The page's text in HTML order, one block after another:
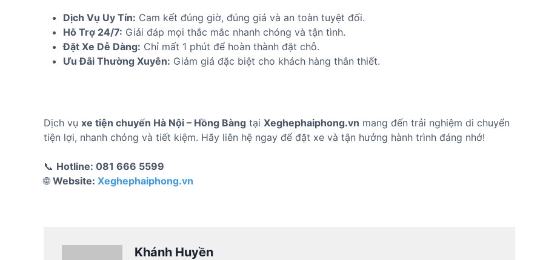
Dịch Vụ Uy Tín: Cam kết đúng giờ, đúng giá và an toàn tuyệt đối.
Hỗ Trợ 24/7: Giải đáp mọi thắc mắc nhanh chóng và tận tình.
Đặt Xe Dễ Dàng: Chỉ mất 1 phút để hoàn thành đặt chỗ.
Ưu Đãi Thường Xuyên: Giảm giá đặc biệt cho khách hàng thân thiết.
Dịch vụ xe tiện chuyến Hà Nội – Hồng Bàng tại Xeghephaiphong.vn mang đến trải nghiệm di chuyển
tiện lợi, nhanh chóng và tiết kiệm. Hãy liên hệ ngay để đặt xe và tận hưởng hành trình đáng nhớ!
📞 Hotline: 081 666 5599
🌐 Website: Xeghephaiphong.vn
Khánh Huyền